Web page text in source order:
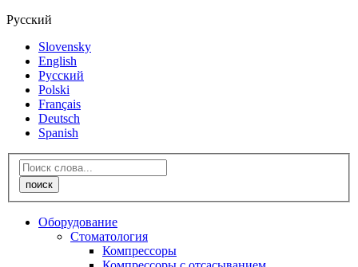
Русский
Slovensky
English
Русский
Polski
Français
Deutsch
Spanish
Оборудование
Стоматология
Компрессоры